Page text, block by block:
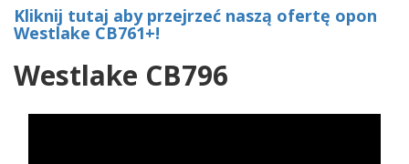
Kliknij tutaj aby przejrzeć naszą ofertę opon
Westlake CB761+!
Westlake CB796